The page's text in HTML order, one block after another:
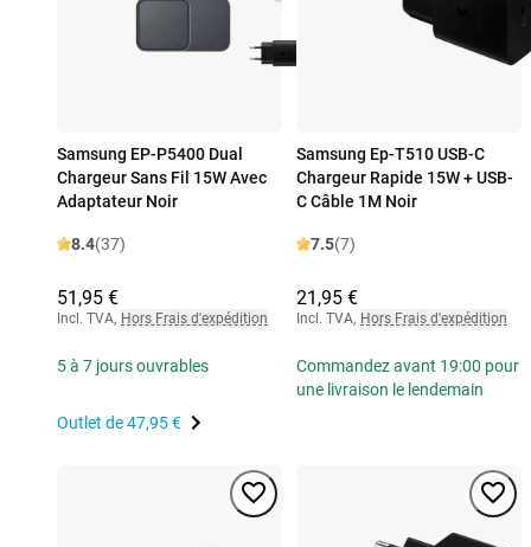
Samsung EP-P5400 Dual
Chargeur Sans Fil 15W Avec
Adaptateur Noir
8.4(37)
51,95 €
Incl. TVA, Hors Frais d'expédition
5 à 7 jours ouvrables
Outlet de47,95 €
Samsung Ep-T510 USB-C
Chargeur Rapide 15W + USB-
C Câble 1M Noir
7.5(7)
21,95 €
Incl. TVA, Hors Frais d'expédition
Commandez avant 19:00 pour
une livraison le lendemain